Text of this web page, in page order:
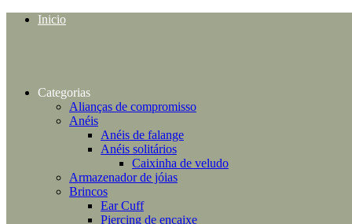
Inicio
Categorias
Alianças de compromisso
Anéis
Anéis de falange
Anéis solitários
Caixinha de veludo
Armazenador de jóias
Brincos
Ear Cuff
Piercing de encaixe